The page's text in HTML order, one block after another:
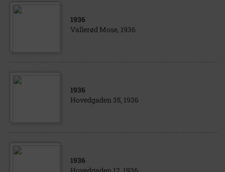
1936
Vallerød Mose, 1936
1936
Hovedgaden 35, 1936
1936